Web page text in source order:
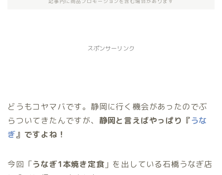
スポンサーリンク
どうもコヤマバです。静岡に行く機会があったのでぶ
らついてきたんですが、 静岡と言えばやっぱり『うな
ぎ』ですよね！
今回「うなぎ1本焼き定食 」を出している石橋うなぎ店